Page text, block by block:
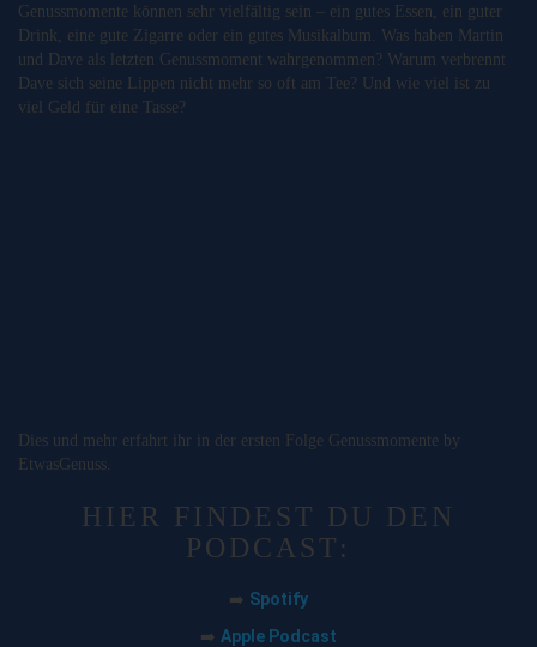
Genussmomente können sehr vielfältig sein – ein gutes Essen, ein guter
Drink, eine gute Zigarre oder ein gutes Musikalbum. Was haben Martin
und Dave als letzten Genussmoment wahrgenommen? Warum verbrennt
Dave sich seine Lippen nicht mehr so oft am Tee? Und wie viel ist zu
viel Geld für eine Tasse?
Dies und mehr erfahrt ihr in der ersten Folge Genussmomente by
EtwasGenuss.
HIER FINDEST DU DEN
PODCAST:
➡️ Spotify
➡️ Apple Podcast